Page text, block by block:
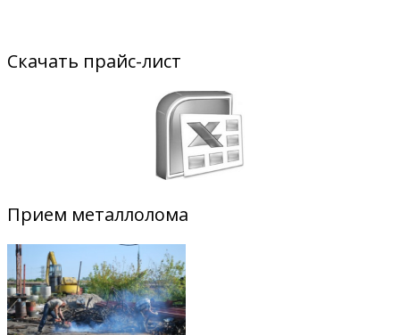
Скачать прайс-лист
Прием металлолома